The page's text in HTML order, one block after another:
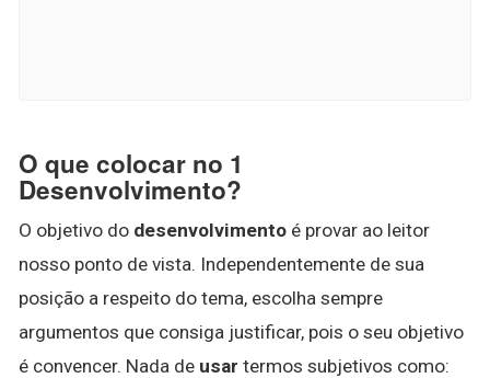
O que colocar no 1
Desenvolvimento?
O objetivo do desenvolvimento é provar ao leitor
nosso ponto de vista. Independentemente de sua
posição a respeito do tema, escolha sempre
argumentos que consiga justificar, pois o seu objetivo
é convencer. Nada de usar termos subjetivos como: